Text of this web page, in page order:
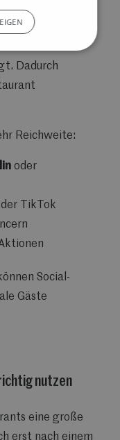
oder
Freunden oder
Dadurch
Reichweite:
oder
TikTok
Social-
Gäste
nutzen
eine große
erst nach einem